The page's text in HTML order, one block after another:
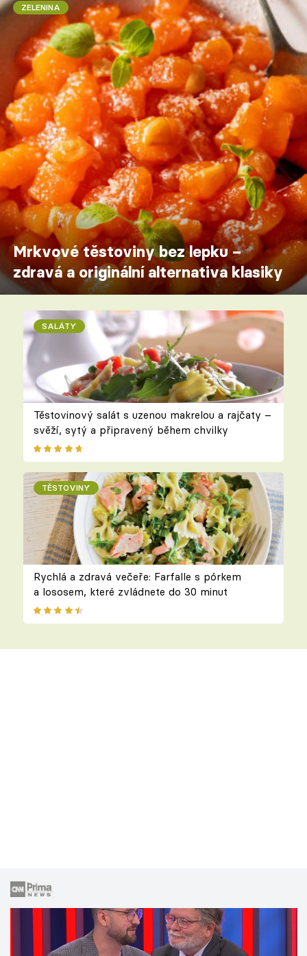
ZELENINA
Mrkvové těstoviny bez lepku –
zdravá a originální alternativa klasiky
SALÁTY
Těstovinový salát s uzenou makrelou a rajčaty –
svěží, sytý a připravený během chvilky
TĚSTOVINY
Rychlá a zdravá večeře: Farfalle s pórkem
a lososem, které zvládnete do 30 minut